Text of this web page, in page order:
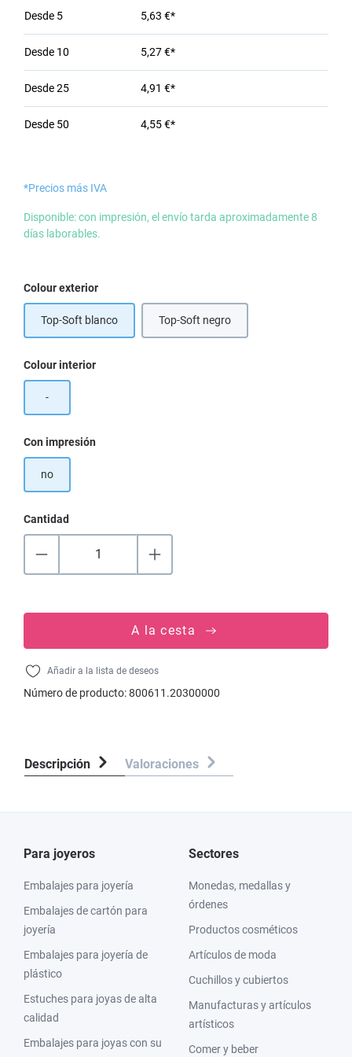
Desde 5 5,63 €*
Desde 10 5,27 €*
Desde25 4,91 €*
Desde 50 4,55 €*
*Precios más IVA
Disponible: con impresión, el envío tarda aproximadamente 8
días laborables.
Seleccione
Colour exterior
Top-Soft blanco Top-Soft negro
Seleccione
Colour interior
-
Seleccione
Con impresión
no
Cantidad
A la cesta
Añadir a la lista de deseos
Número de producto:800611.20300000
Descripción Valoraciones
Para joyeros
Embalajes para joyería
Embalajes de cartón para
joyería
Embalajes para joyería de
plástico
Estuches para joyas de alta
calidad
Embalajes para joyas con su
Sectores
Monedas, medallas y
órdenes
Productos cosméticos
Artículos de moda
Cuchillos y cubiertos
Manufacturas y artículos
artísticos
Comer y beber